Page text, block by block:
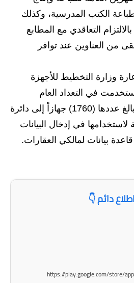
الكتب المدرسية، وكذلك
التعاقدي مع المطابع
من العناوين عند توافر
وزارة التخطيط للأجهزة
في التعداد العام
للسكان والمساكن، والبالغ عددها (1760) جهازاً إلى دائرة
لاستخدامها في إدخال البيانات
بيانات لمالكي العقارات.
دائم 👇
https://play.google.com/store/